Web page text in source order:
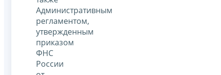
Административным
регламентом,
утвержденным
приказом
ФНС
России